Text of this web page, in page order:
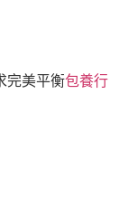
完美平衡包養行